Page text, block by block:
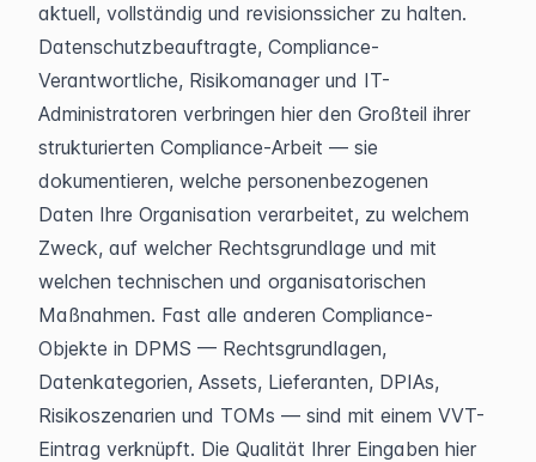
aktuell, vollständig und revisionssicher zu halten.
Datenschutzbeauftragte, Compliance-
Verantwortliche, Risikomanager und IT-
Administratoren verbringen hier den Großteil ihrer
strukturierten Compliance-Arbeit — sie
dokumentieren, welche personenbezogenen
Daten Ihre Organisation verarbeitet, zu welchem
Zweck, auf welcher Rechtsgrundlage und mit
welchen technischen und organisatorischen
Maßnahmen. Fast alle anderen Compliance-
Objekte in DPMS — Rechtsgrundlagen,
Datenkategorien, Assets, Lieferanten, DPIAs,
Risikoszenarien und TOMs — sind mit einem VVT-
Eintrag verknüpft. Die Qualität Ihrer Eingaben hier